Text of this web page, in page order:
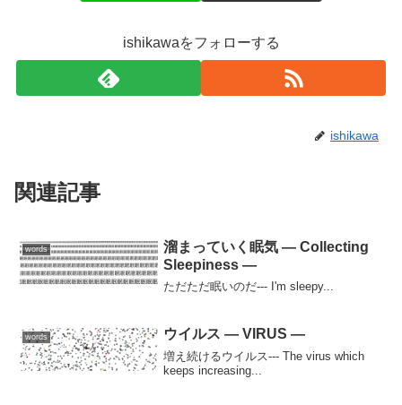
ishikawaをフォローする
ishikawa
関連記事
words
溜まっていく眠気 — Collecting
Sleepiness —
ただただ眠いのだ--- I'm sleepy...
words ウイルス — VIRUS —
増え続けるウイルス--- The virus which
keeps increasing...